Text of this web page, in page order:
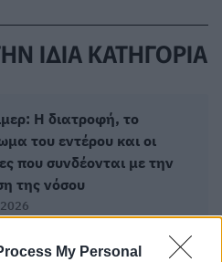
My Personal
ΙΔΙΑ ΚΑΤΗΓΟΡΙΑ
H διατροφή, το
του εντέρου και οι
που συνδέονται με την
της νόσου